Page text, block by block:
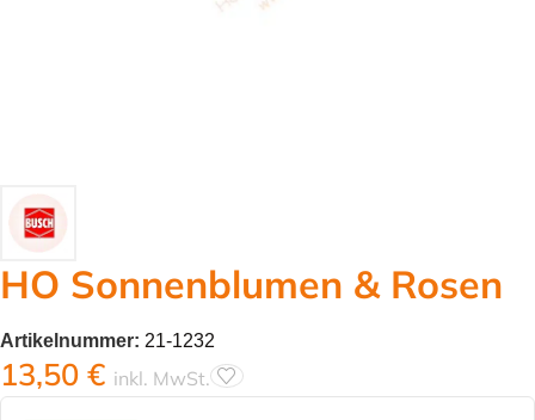
HO Sonnenblumen & Rosen
Artikelnummer: 21-1232
13,50 € inkl. MwSt.